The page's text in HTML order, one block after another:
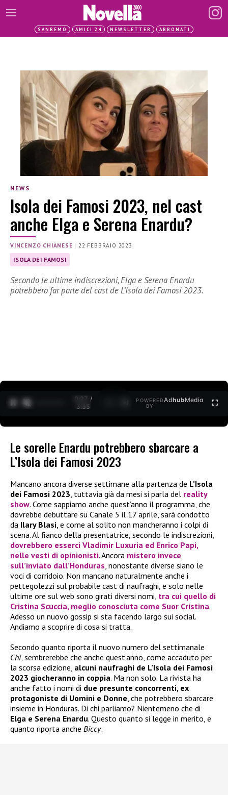
SANREMO AMICI 24 NEWSLETTER ABBONATI
NEWS
Isola dei Famosi 2023, nel cast
anche Elga e Serena Enardu?
VINCENZO CHIANESE |22 FEBBRAIO 2023
ISOLA DEI FAMOSI
Secondo le ultime indiscrezioni, Elga e Serena Enardu
potrebbero far parte del cast de L’Isola dei Famosi 2023.
0:29 /
3:35
POWERED
BY
AdhubMedia
Le sorelle Enardu potrebbero sbarcare a
L’Isola dei Famosi 2023
Mancano ancora diverse settimane alla partenza de L’Isola
dei Famosi 2023, tuttavia già da mesi si parla del reality
show. Come sappiamo anche quest’anno il programma, che
dovrebbe debuttare su Canale 5 il 17 aprile, sarà condotto
da Ilary Blasi, e come al solito non mancheranno i colpi di
scena. Al fianco della presentatrice, secondo le indiscrezioni,
dovrebbero esserci Vladimir Luxuria ed Enrico Papi,
nelle vesti di opinionisti. Ancora mistero invece
sull’inviato dall’Honduras, nonostante diverse siano le
voci di corridoio. Non mancano naturalmente anche i
pettegolezzi sul probabile cast di naufraghi, e solo nelle
ultime ore sul web sono girati diversi nomi, tra cui quello di
Cristina Scuccia, meglio conosciuta come Suor Cristina.
Adesso un nuovo gossip si sta facendo largo sui social.
Andiamo a scoprire di cosa si tratta.
Secondo quanto riporta il nuovo numero del settimanale
Chi, sembrerebbe che anche quest’anno, come accaduto per
la scorsa edizione, alcuni naufraghi de L’Isola dei Famosi
2023 giocheranno in coppia. Ma non solo. La rivista ha
anche fatto i nomi di due presunte concorrenti, ex
protagoniste di Uomini e Donne, che potrebbero sbarcare
insieme in Honduras. Di chi parliamo? Nientemeno che di
Elga e Serena Enardu. Questo quanto si legge in merito, e
quanto riporta anche Biccy: